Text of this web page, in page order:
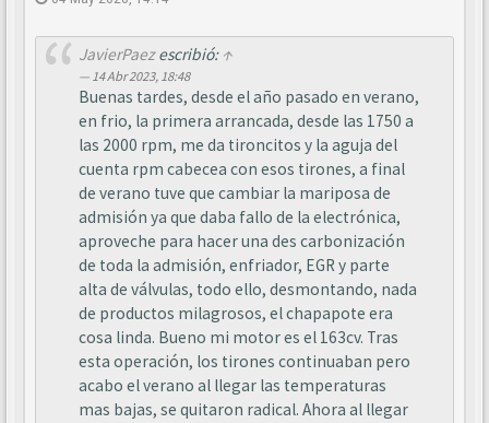
JavierPaezescribió: ↑
14 Abr 2023, 18:48
Buenas tardes, desde el año pasado en verano,
en frio, la primera arrancada, desde las 1750 a
las 2000 rpm, me da tironcitos y la aguja del
cuenta rpm cabecea con esos tirones, a final
de verano tuve que cambiar la mariposa de
admisión ya que daba fallo de la electrónica,
aproveche para hacer una des carbonización
de toda la admisión, enfriador, EGR y parte
alta de válvulas, todo ello, desmontando, nada
de productos milagrosos, el chapapote era
cosa linda. Bueno mi motor es el 163cv. Tras
esta operación, los tirones continuaban pero
acabo el verano al llegar las temperaturas
mas bajas, se quitaron radical. Ahora al llegar